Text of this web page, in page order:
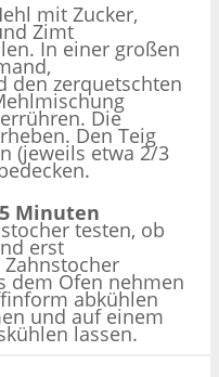
mit Zucker,
Zimt
In einer großen
den zerquetschten
Die
Den Teig
(jeweils etwa 2/3
Minuten
testen, ob
erst
dem Ofen nehmen
abkühlen
und auf einem
lassen.